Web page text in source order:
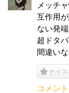
メッチ
互作用
ない発
超ドタ
間違いな
ナイス
コメン